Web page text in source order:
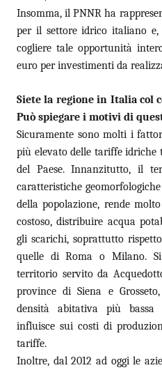
Insomma, il PNNR ha
per il settore idrico italiano
cogliere tale opportunità
euro per investimenti da
Siete la regione in Italia col
Può spiegare i motivi di
Sicuramente sono molti i
più elevato delle tariffe idriche
del Paese. Innanzitutto, il
caratteristiche
della popolazione, rende
costoso, distribuire acqua
gli scarichi, soprattutto
quelle di Roma o Milano.
territorio servito da
province di Siena e
densità abitativa più
influisce sui costi di
tariffe.
Inoltre, dal 2012 ad oggi le